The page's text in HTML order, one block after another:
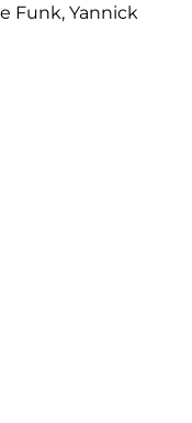
Funk, Yannick